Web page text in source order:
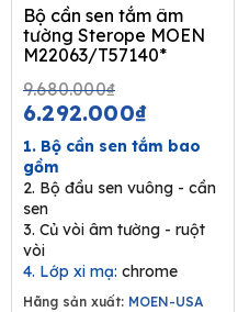
Bộ cần sen tắm âm
tường Sterope MOEN
M22063/T57140*
9.680.000₫Original
price
was:
9.680.000₫.
6.292.000₫price
is:
1. Bộ cần sen tắm bao
gồm
2. Bộ đầu sen vuông - cần
sen
3. Củ vòi âm tường - ruột
vòi
4. Lớp xi mạ: chrome
Hãng sản xuất: MOEN-USA